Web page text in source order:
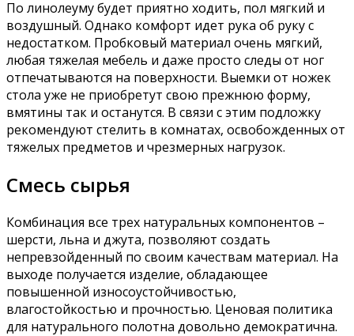
По линолеуму будет приятно ходить, пол мягкий и
воздушный. Однако комфорт идет рука об руку с
недостатком. Пробковый материал очень мягкий,
любая тяжелая мебель и даже просто следы от ног
отпечатываются на поверхности. Выемки от ножек
стола уже не приобретут свою прежнюю форму,
вмятины так и останутся. В связи с этим подложку
рекомендуют стелить в комнатах, освобожденных от
тяжелых предметов и чрезмерных нагрузок.
Смесь сырья
Комбинация все трех натуральных компонентов –
шерсти, льна и джута, позволяют создать
непревзойденный по своим качествам материал. На
выходе получается изделие, обладающее
повышенной износоустойчивостью,
влагостойкостью и прочностью. Ценовая политика
для натурального полотна довольно демократична.